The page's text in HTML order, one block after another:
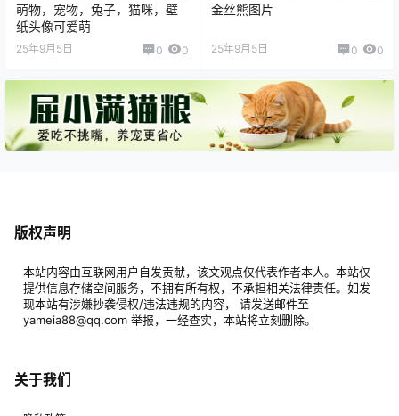
萌物，宠物，兔子，猫咪，壁
纸头像可爱萌
25年9月5日 0 0
金丝熊图片
25年9月5日 0 0
版权声明
本站内容由互联网用户自发贡献，该文观点仅代表作者本人。本站仅
提供信息存储空间服务，不拥有所有权，不承担相关法律责任。如发
现本站有涉嫌抄袭侵权/违法违规的内容， 请发送邮件至
yameia88@qq.com 举报，一经查实，本站将立刻删除。
关于我们